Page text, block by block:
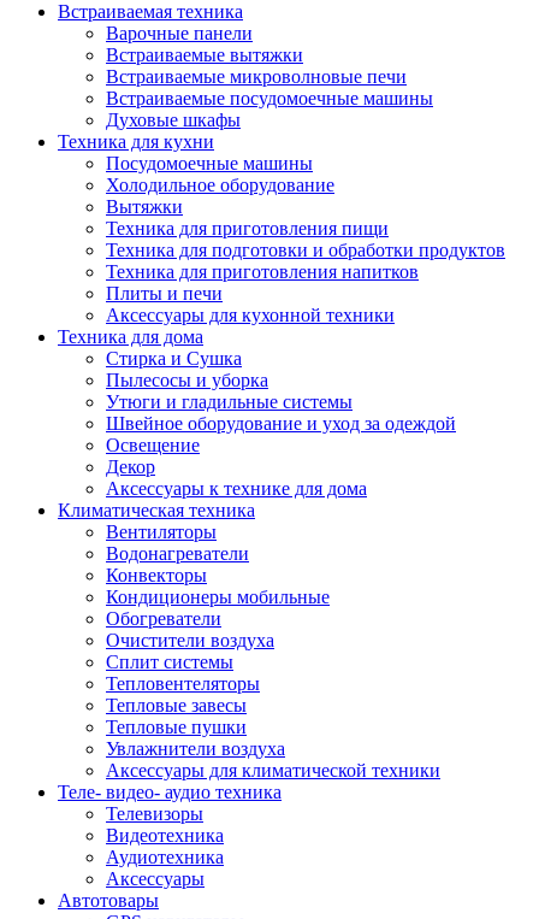
Встраиваемая техника
Варочные панели
Встраиваемые вытяжки
Встраиваемые микроволновые печи
Встраиваемые посудомоечные машины
Духовые шкафы
Техника для кухни
Посудомоечные машины
Холодильное оборудование
Вытяжки
Техника для приготовления пищи
Техника для подготовки и обработки продуктов
Техника для приготовления напитков
Плиты и печи
Аксессуары для кухонной техники
Техника для дома
Стирка и Сушка
Пылесосы и уборка
Утюги и гладильные системы
Швейное оборудование и уход за одеждой
Освещение
Декор
Аксессуары к технике для дома
Климатическая техника
Вентиляторы
Водонагреватели
Конвекторы
Кондиционеры мобильные
Обогреватели
Очистители воздуха
Сплит системы
Тепловентеляторы
Тепловые завесы
Тепловые пушки
Увлажнители воздуха
Аксессуары для климатической техники
Теле- видео- аудио техника
Телевизоры
Видеотехника
Аудиотехника
Аксессуары
Автотовары